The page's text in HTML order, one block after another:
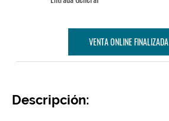
VENTA ONLINE FINALIZADA
Descripción: